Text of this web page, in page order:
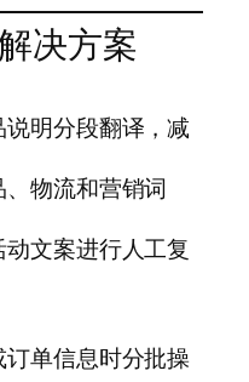
决方案
明分段翻译，减
物流和营销词
文案进行人工复
单信息时分批操